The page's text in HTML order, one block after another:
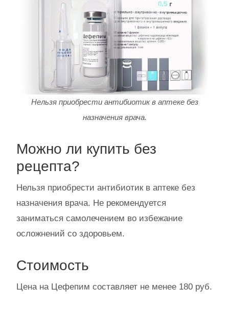
Нельзя приобрести антибиотик в аптеке без
назначения врача.
Можно ли купить без
рецепта?
Нельзя приобрести антибиотик в аптеке без
назначения врача. Не рекомендуется
заниматься самолечением во избежание
осложнений со здоровьем.
Стоимость
Цена на Цефепим составляет не менее 180 руб.